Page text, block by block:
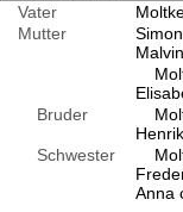
Vater
Mutter
Bruder
Schwester
Anna